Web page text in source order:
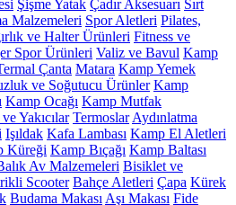
Şişme Yatak Çadır Aksesuarı Sırt
Malzemeleri Spor Aletleri Pilates,
ve Halter Ürünleri Fitness ve
Spor Ürünleri Valiz ve Bavul Kamp
Çanta Matara Kamp Yemek
ve Soğutucu Ürünler Kamp
Kamp Ocağı Kamp Mutfak
Yakıcılar Termoslar Aydınlatma
Işıldak Kafa Lambası Kamp El Aletleri
Küreği Kamp Bıçağı Kamp Baltası
Av Malzemeleri Bisiklet ve
Scooter Bahçe Aletleri Çapa Kürek
Budama Makası Aşı Makası Fide